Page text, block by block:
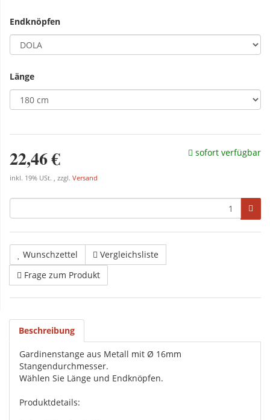
Endknöpfen
Länge
22,46 €
inkl. 19% USt. , zzgl. Versand
sofort verfügbar
Wunschzettel
Vergleichsliste
Frage zum Produkt
Beschreibung
Gardinenstange aus Metall mit Ø 16mm
Stangendurchmesser.
Wählen Sie Länge und Endknöpfen.
Produktdetails: